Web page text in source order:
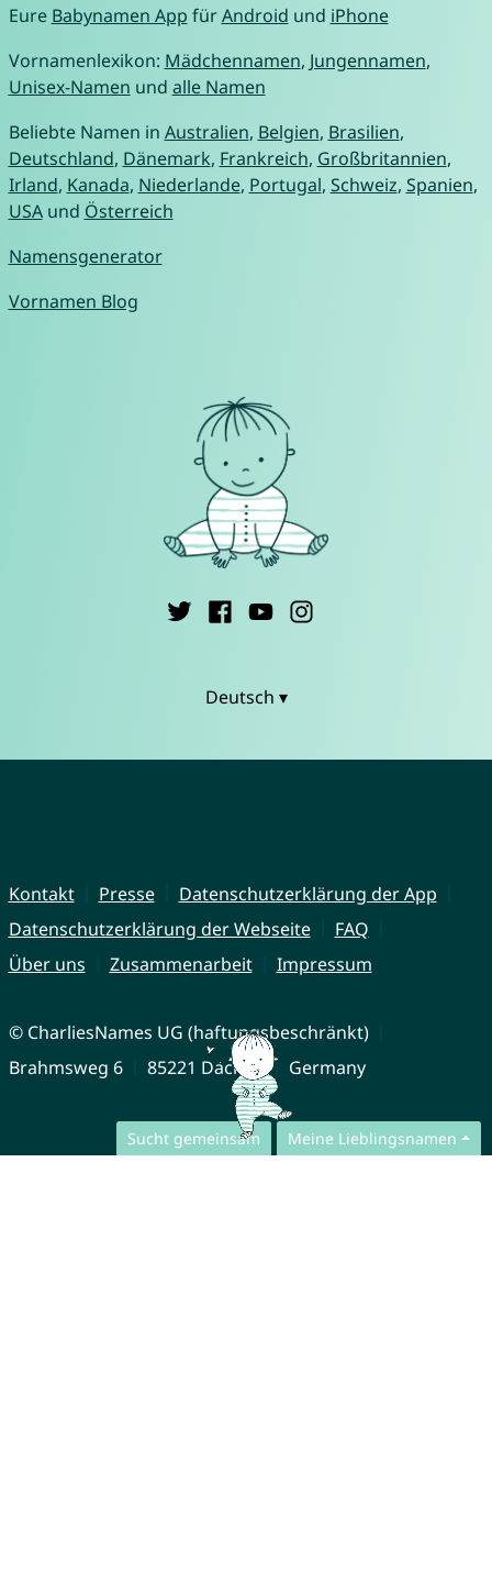
Sucht gemeinsam Meine Lieblingsnamen
Eure Babynamen App fürAndroid und iPhone
Vornamenlexikon: Mädchennamen, Jungennamen,
Unisex-Namen und alle Namen
Beliebte Namen in Australien, Belgien, Brasilien,
Deutschland, Dänemark, Frankreich, Großbritannien,
Irland, Kanada, Niederlande, Portugal, Schweiz, Spanien,
USAund Österreich
Namensgenerator
Vornamen Blog
Deutsch ▾
Kontakt Presse
Datenschutzerklärung der App
Datenschutzerklärung der Webseite
FAQ
Über uns
Zusammenarbeit Impressum
© CharliesNames UG (haftungsbeschränkt)
Brahmsweg 6
85221 Dachau Germany